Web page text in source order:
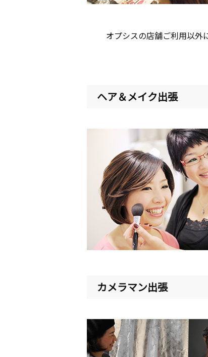
オプシスの店舗ご利用以外
ヘア＆メイク出張
カメラマン出張